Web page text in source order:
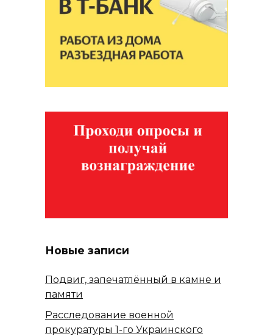
Новые записи
Подвиг, запечатлённый в камне и
памяти
Расследование военной
прокуратуры 1-го Украинского